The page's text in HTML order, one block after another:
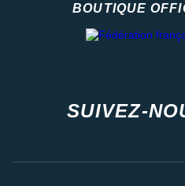
BOUTIQUE
SUIVEZ-